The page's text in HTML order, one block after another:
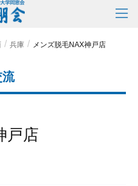
兵庫 メンズ脱毛NAX神戸店
流
戸店